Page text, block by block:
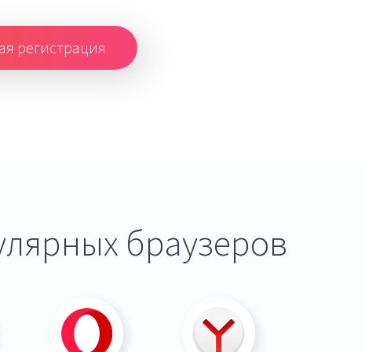
регистрация
браузеров